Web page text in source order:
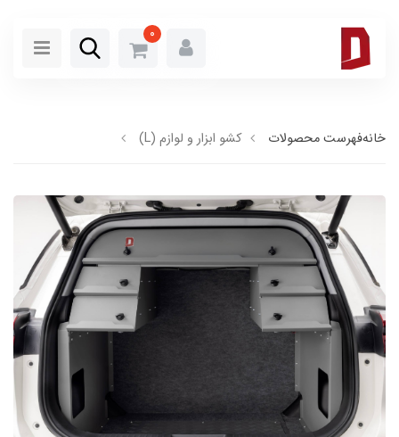
0
خانهفهرست محصولات کشو ابزار و لوازم (L)